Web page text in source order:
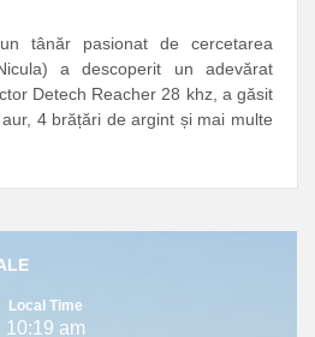
tânăr pasionat de cercetarea
a descoperit un adevărat
Detech Reacher 28 khz, a găsit
4 brățări de argint și mai multe
Local Time
10:19 am